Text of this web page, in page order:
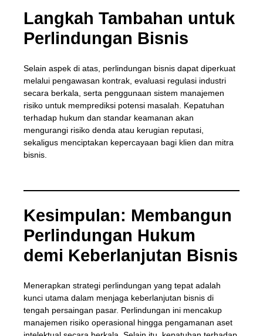
Langkah Tambahan untuk
Perlindungan Bisnis
Selain aspek di atas, perlindungan bisnis dapat diperkuat
melalui pengawasan kontrak, evaluasi regulasi industri
secara berkala, serta penggunaan sistem manajemen
risiko untuk memprediksi potensi masalah. Kepatuhan
terhadap hukum dan standar keamanan akan
mengurangi risiko denda atau kerugian reputasi,
sekaligus menciptakan kepercayaan bagi klien dan mitra
bisnis.
Kesimpulan: Membangun
Perlindungan Hukum
demi Keberlanjutan Bisnis
Menerapkan strategi perlindungan yang tepat adalah
kunci utama dalam menjaga keberlanjutan bisnis di
tengah persaingan pasar. Perlindungan ini mencakup
manajemen risiko operasional hingga pengamanan aset